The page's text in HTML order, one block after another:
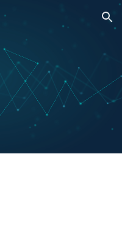
Skip to navigation